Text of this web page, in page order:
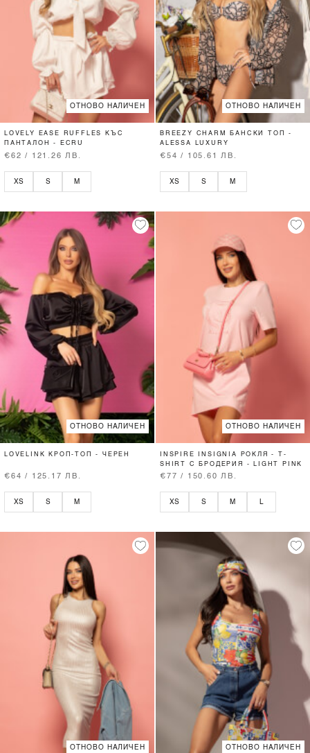
ОТНОВО НАЛИЧЕН
LOVELY EASE RUFFLES КЪС
ПАНТАЛОН - ECRU
€62 / 121.26 ЛВ.
XS S M
ОТНОВО НАЛИЧЕН
BREEZY CHARM БАНСКИ ТОП -
ALESSA LUXURY
€54 / 105.61 ЛВ.
XS S M
ОТНОВО НАЛИЧЕН
LOVELINK КРОП-ТОП - ЧЕРЕН
€64 / 125.17 ЛВ.
XS S M
ОТНОВО НАЛИЧЕН
INSPIRE INSIGNIA РОКЛЯ - T-
SHIRT С БРОДЕРИЯ - LIGHT PINK
€77 / 150.60 ЛВ.
XS S M L
ОТНОВО НАЛИЧЕН ОТНОВО НАЛИЧЕН